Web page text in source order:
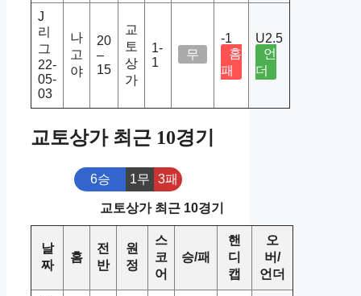
J
리
그
22-
05-
03
나
고
야
20
–
15
교
토
상
가
1-
1
무
-1
홈
패
U2.5
언
더
교토상가 최근 10경기
6승 1무 3패
교토상가 최근 10경기
날
짜
홈
전
반
원
정
스
코
어
승/패
핸
디
캡
오
버/
언더